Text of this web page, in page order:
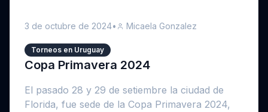
3 de octubre de 2024• Micaela Gonzalez
Torneos en Uruguay
Copa Primavera 2024
El pasado 28 y 29 de setiembre la ciudad de
Florida, fue sede de la Copa Primavera 2024,